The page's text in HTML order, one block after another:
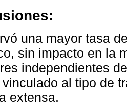
una mayor tasa
sin impacto en la
independientes
al tipo de
extensa.